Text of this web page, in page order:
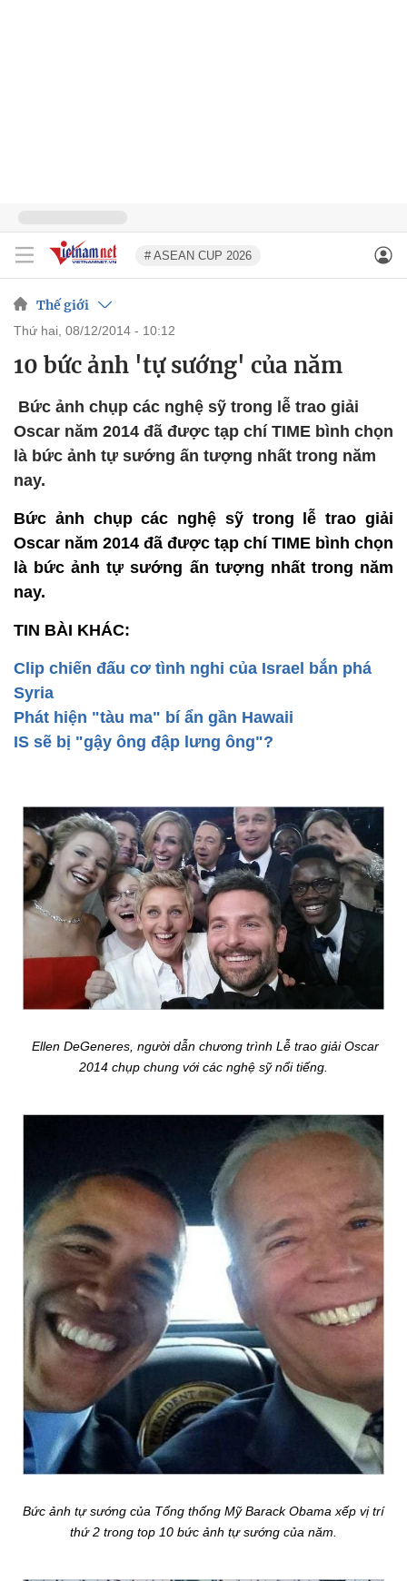
# ASEAN CUP 2026
Thế giới
thứ hai, 08/12/2014 - 10:12
10 bức ảnh 'tự sướng' của năm
Bức ảnh chụp các nghệ sỹ trong lễ trao giải
Oscar năm 2014 đã được tạp chí TIME bình chọn
là bức ảnh tự sướng ấn tượng nhất trong năm
nay.
Bức ảnh chụp các nghệ sỹ trong lễ trao giải
Oscar năm 2014 đã được tạp chí TIME bình chọn
là bức ảnh tự sướng ấn tượng nhất trong năm
nay.
TIN BÀI KHÁC:
Clip chiến đấu cơ tình nghi của Israel bắn phá
Syria
Phát hiện "tàu ma" bí ẩn gần Hawaii
IS sẽ bị "gậy ông đập lưng ông"?
Ellen DeGeneres, người dẫn chương trình Lễ trao giải Oscar
2014 chụp chung với các nghệ sỹ nổi tiếng.
Bức ảnh tự sướng của Tổng thống Mỹ Barack Obama xếp vị trí
thứ 2 trong top 10 bức ảnh tự sướng của năm.